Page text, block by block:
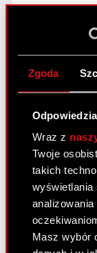
Zgoda
Wraz z
Twoje
takich
wyświetlania
Masz wybór
treść…
RB
Raport
17 czerwca
Temat:
prawna: Art.
lub zbycie
CD